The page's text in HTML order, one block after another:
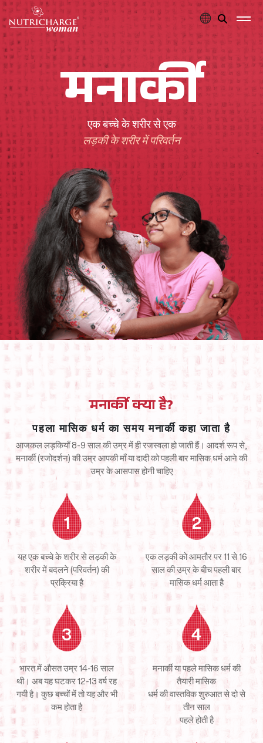
मनार्की
एक बच्चे के शरीर से एक
लड़की के शरीर में परिवर्तन
मनार्की क्या है?
पहला मासिक धर्म का समय मनार्की कहा जाता है
आजकल लड़कियाँ 8-9 साल की उम्र में ही रजस्वला हो जाती हैं। आदर्श रूप से,
मनार्की (रजोदर्शन) की उम्र आपकी माँ यादादी को पहली बार मासिक धर्म आने की
उम्र के आसपास होनी चाहिए
1
यह एक बच्चे के शरीर से लड़की के
शरीर में बदलने(परिवर्तन) की
प्रक्रिया है
2
एक लड़की को आमतौर पर 11 से 16
साल की उम्र के बीचपहली बार
मासिक धर्म आता है
3
भारत में औसत उम्र 14-16 साल
थी। अब यह घटकर 12-13 वर्ष रह
गयी है। कुछ बच्चों में तो यह और भी
कम होता है
4
मनार्की या पहले मासिक धर्म की
तैयारी मासिक
धर्म की वास्तविक शुरुआत से दो से
तीन साल
पहले होती है